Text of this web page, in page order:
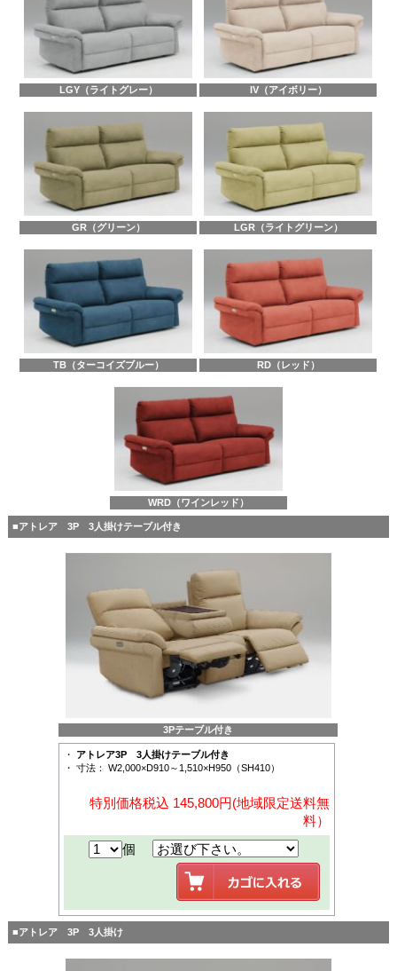
LGY（ライトグレー） IV（アイボリー）
GR（グリーン） LGR（ライトグリーン）
TB（ターコイズブルー） RD（レッド）
WRD（ワインレッド）
■アトレア 3P 3人掛けテーブル付き
3Pテーブル付き
・ アトレア3P 3人掛けテーブル付き
・ 寸法： W2,000×D910～1,510×H950（SH410）
特別価格税込 145,800円(地域限定送料無
料）
個
■アトレア 3P 3人掛け